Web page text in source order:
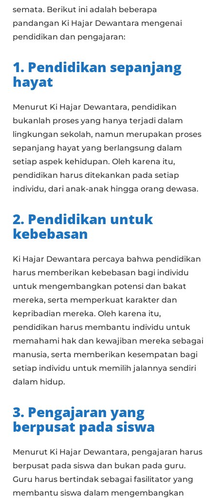
semata. Berikut ini adalah beberapa
pandangan Ki Hajar Dewantara mengenai
pendidikan dan pengajaran:
1. Pendidikan sepanjang
hayat
Menurut Ki Hajar Dewantara, pendidikan
bukanlah proses yang hanya terjadi dalam
lingkungan sekolah, namun merupakan proses
sepanjang hayat yang berlangsung dalam
setiap aspek kehidupan. Oleh karena itu,
pendidikan harus ditekankan pada setiap
individu, dari anak-anak hingga orang dewasa.
2. Pendidikan untuk
kebebasan
Ki Hajar Dewantara percaya bahwa pendidikan
harus memberikan kebebasan bagi individu
untuk mengembangkan potensi dan bakat
mereka, serta memperkuat karakter dan
kepribadian mereka. Oleh karena itu,
pendidikan harus membantu individu untuk
memahami hak dan kewajiban mereka sebagai
manusia, serta memberikan kesempatan bagi
setiap individu untuk memilih jalannya sendiri
dalam hidup.
3. Pengajaran yang
berpusat pada siswa
Menurut Ki Hajar Dewantara, pengajaran harus
berpusat pada siswa dan bukan pada guru.
Guru harus bertindak sebagai fasilitator yang
membantu siswa dalam mengembangkan